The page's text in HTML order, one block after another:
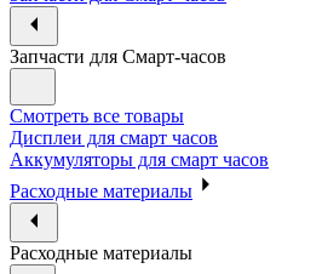
Запчасти для Смарт-часов
Смотреть все товары
Дисплеи для смарт часов
Аккумуляторы для смарт часов
Расходные материалы
Расходные материалы